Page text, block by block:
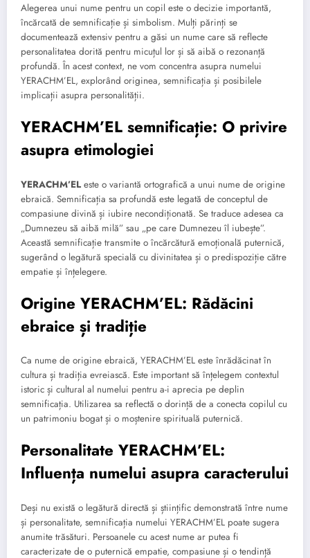
Alegerea unui nume pentru un copil este o decizie importantă,
încărcată de semnificație și simbolism. Mulți părinți se
documentează extensiv pentru a găsi un nume care să reflecte
personalitatea dorită pentru micuțul lor și să aibă o rezonanță
profundă. În acest context, ne vom concentra asupra numelui
YERACHM’EL, explorând originea, semnificația și posibilele
implicații asupra personalității.
YERACHM’EL semnificație: O privire
asupra etimologiei
YERACHM’EL este o variantă ortografică a unui nume de origine
ebraică. Semnificația sa profundă este legată de conceptul de
compasiune divină și iubire necondiționată. Se traduce adesea ca
„Dumnezeu să aibă milă” sau „pe care Dumnezeu îl iubește”.
Această semnificație transmite o încărcătură emoțională puternică,
sugerând o legătură specială cu divinitatea și o predispoziție către
empatie și înțelegere.
Origine YERACHM’EL: Rădăcini
ebraice și tradiție
Ca nume de origine ebraică, YERACHM’EL este înrădăcinat în
cultura și tradiția evreiască. Este important să înțelegem contextul
istoric și cultural al numelui pentru a-i aprecia pe deplin
semnificația. Utilizarea sa reflectă o dorință de a conecta copilul cu
un patrimoniu bogat și o moștenire spirituală puternică.
Personalitate YERACHM’EL:
Influența numelui asupra caracterului
Deși nu există o legătură directă și științific demonstrată între nume
și personalitate, semnificația numelui YERACHM’EL poate sugera
anumite trăsături. Persoanele cu acest nume ar putea fi
caracterizate de o puternică empatie, compasiune și o tendință